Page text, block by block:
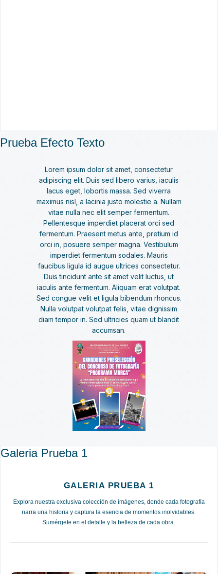
Prueba Efecto Texto
Lorem ipsum dolor sit amet, consectetur
adipiscing elit. Duis sed libero varius, iaculis
lacus eget, lobortis massa. Sed viverra
maximus nisl, a lacinia justo molestie a. Nullam
vitae nulla nec elit semper fermentum.
Pellentesque imperdiet placerat orci sed
fermentum. Praesent metus ante, pretium id
orci in, posuere semper magna. Vestibulum
imperdiet fermentum sodales. Mauris
faucibus ligula id augue ultrices consectetur.
Duis tincidunt ante sit amet velit luctus, ut
iaculis ante fermentum. Aliquam erat volutpat.
Sed congue velit et ligula bibendum rhoncus.
Nulla volutpat volutpat felis, vitae dignissim
diam tempor in. Sed ultricies quam ut blandit
accumsan.
Galeria Prueba 1
GALERIA PRUEBA 1
Explora nuestra exclusiva colección de imágenes, donde cada fotografía
narra una historia y captura la esencia de momentos inolvidables.
Sumérgete en el detalle y la belleza de cada obra.